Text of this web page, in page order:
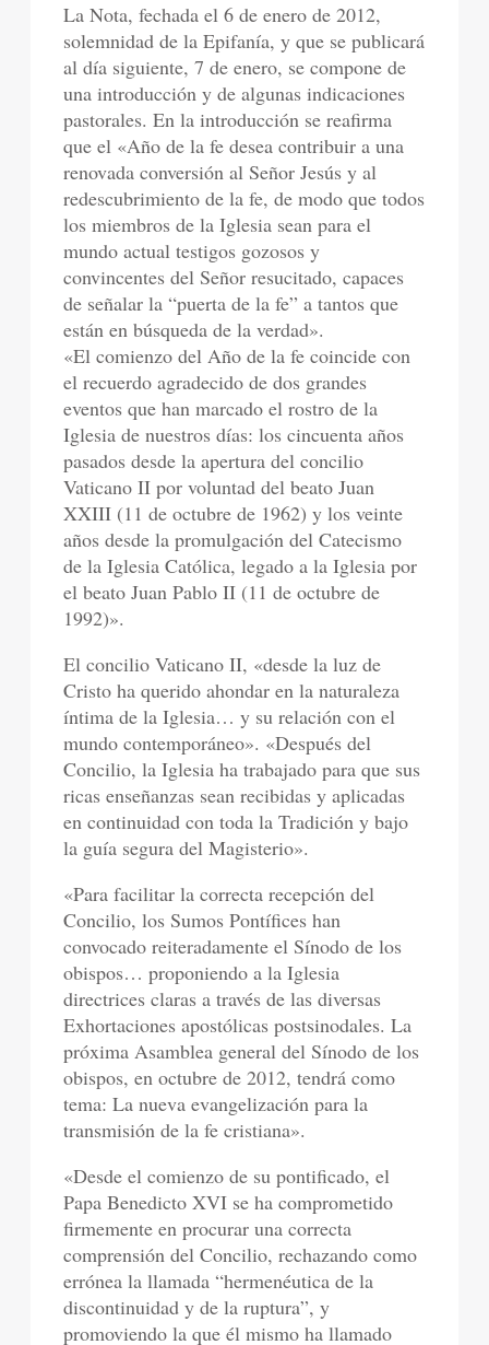
La Nota, fechada el 6 de enero de 2012,
solemnidad de la Epifanía, y que se publicará
al día siguiente, 7 de enero, se compone de
una introducción y de algunas indicaciones
pastorales. En la introducción se reafirma
que el «Año de la fe desea contribuir a una
renovada conversión al Señor Jesús y al
redescubrimiento de la fe, de modo que todos
los miembros de la Iglesia sean para el
mundo actual testigos gozosos y
convincentes del Señor resucitado, capaces
de señalar la “puerta de la fe” a tantos que
están en búsqueda de la verdad».
«El comienzo del Año de la fe coincide con
el recuerdo agradecido de dos grandes
eventos que han marcado el rostro de la
Iglesia de nuestros días: los cincuenta años
pasados desde la apertura del concilio
Vaticano II por voluntad del beato Juan
XXIII (11 de octubre de 1962) y los veinte
años desde la promulgación del Catecismo
de la Iglesia Católica, legado a la Iglesia por
el beato Juan Pablo II (11 de octubre de
1992)».
El concilio Vaticano II, «desde la luz de
Cristo ha querido ahondar en la naturaleza
íntima de la Iglesia… y su relación con el
mundo contemporáneo». «Después del
Concilio, la Iglesia ha trabajado para que sus
ricas enseñanzas sean recibidas y aplicadas
en continuidad con toda la Tradición y bajo
la guía segura del Magisterio».
«Para facilitar la correcta recepción del
Concilio, los Sumos Pontífices han
convocado reiteradamente el Sínodo de los
obispos… proponiendo a la Iglesia
directrices claras a través de las diversas
Exhortaciones apostólicas postsinodales. La
próxima Asamblea general del Sínodo de los
obispos, en octubre de 2012, tendrá como
tema: La nueva evangelización para la
transmisión de la fe cristiana».
«Desde el comienzo de su pontificado, el
Papa Benedicto XVI se ha comprometido
firmemente en procurar una correcta
comprensión del Concilio, rechazando como
errónea la llamada “hermenéutica de la
discontinuidad y de la ruptura”, y
promoviendo la que él mismo ha llamado